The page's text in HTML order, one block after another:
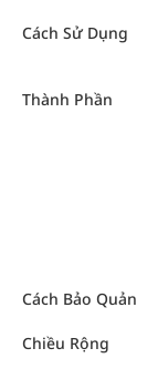
Cách Sử Dụng
Thành Phần
Cách Bảo Quản
Chiều Rộng